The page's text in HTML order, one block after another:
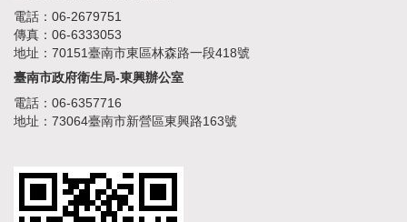
電話：06-2679751
傳真：06-6333053
地址：70151臺南市東區林森路一段418號
臺南市政府衛生局-東興辦公室
電話：06-6357716
地址：73064臺南市新營區東興路163號